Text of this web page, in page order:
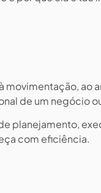
ao
de um negócio
planejamento,
com eficiência.